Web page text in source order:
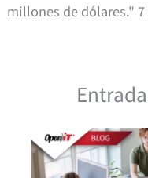
millones de dólares."